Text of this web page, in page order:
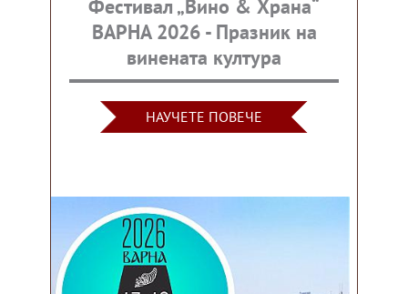
Фестивал „Вино & Храна“
ВАРНА 2026 - Празник на
винената култура
НАУЧЕТЕ ПОВЕЧЕ